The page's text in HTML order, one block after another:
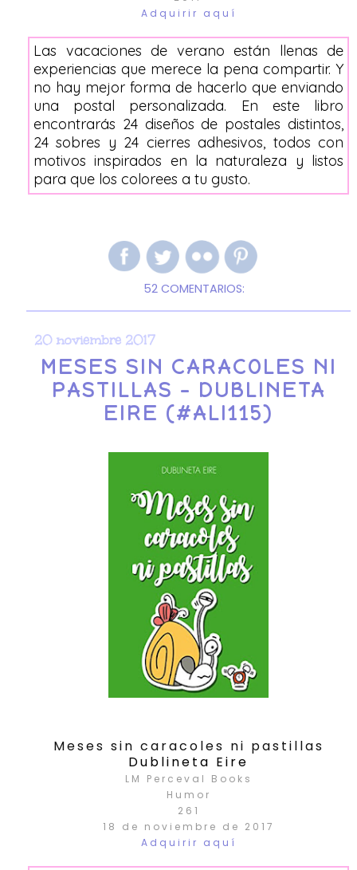
Adquirir aquí
Las vacaciones de verano están llenas de
experiencias que merece la pena compartir. Y
no hay mejor forma de hacerlo que enviando
una postal personalizada. En este libro
encontrarás 24 diseños de postales distintos,
24 sobres y 24 cierres adhesivos, todos con
motivos inspirados en la naturaleza y listos
para que los colorees a tu gusto.
52 COMENTARIOS:
20 noviembre 2017
MESES SIN CARACOLES NI
PASTILLAS - DUBLINETA
EIRE (#ALI115)
Meses sin caracoles ni pastillas
Dublineta Eire
LM Perceval Books
Humor
261
18 de noviembre de 2017
Adquirir aquí